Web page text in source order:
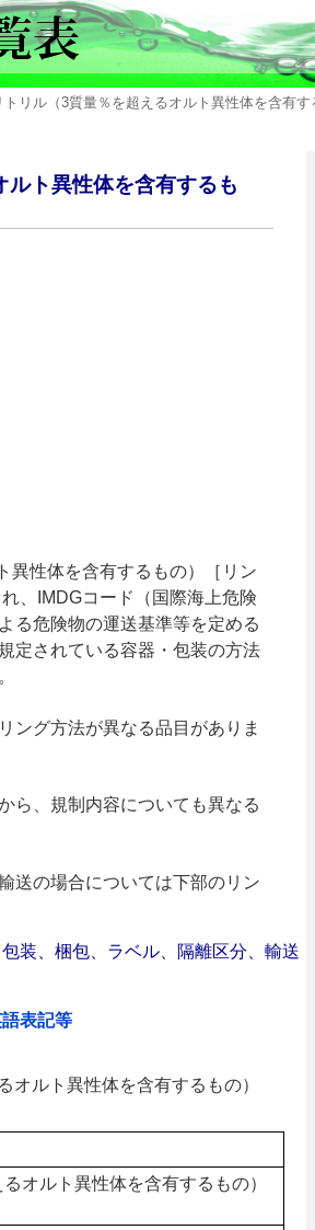
リル（3質量％を超えるオルト異性体を含有
ト異性体を含有するも
異性体を含有するもの）［リン
、IMDGコード（国際海上危険
る危険物の運送基準等を定める
定されている容器・包装の方法
ング方法が異なる品目がありま
ら、規制内容についても異なる
送の場合については下部のリン
装、梱包、ラベル、隔離区分、輸送
表記等
ルト異性体を含有するもの）
オルト異性体を含有するもの）